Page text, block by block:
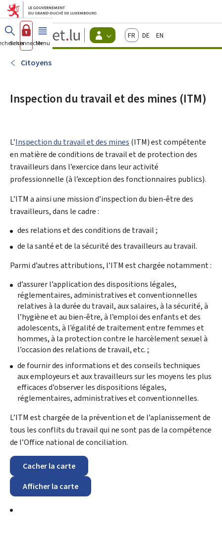
Aller au menu principal
Aller au contenu
Guichet.lu
Changer
d'espace
FrançaisDeutschEnglish
Se connecterMenu principal
Citoyens
Inspection du travail et des mines (ITM)
L’Inspection du travail et des mines (ITM) est compétente
en matière de conditions de travail et de protection des
travailleurs dans l’exercice dans leur activité
professionnelle (à l’exception des fonctionnaires publics).
L’ITM a ainsi une mission d’inspection du bien-être des
travailleurs, dans le cadre :
des relations et des conditions de travail ;
de la santé et de la sécurité des travailleurs au travail.
Parmi d’autres attributions, l’ITM est chargée notamment :
d’assurer l’application des dispositions légales,
réglementaires, administratives et conventionnelles
relatives à la durée du travail, aux salaires, à la sécurité, à
l’hygiène et au bien-être, à l’emploi des enfants et des
adolescents, à l’égalité de traitement entre femmes et
hommes, à la protection contre le harcèlement sexuel à
l’occasion des relations de travail, etc. ;
de fournir des informations et des conseils techniques
aux employeurs et aux travailleurs sur les moyens les plus
efficaces d’observer les dispositions légales,
réglementaires, administratives et conventionnelles.
L’ITM est chargée de la prévention et de l’aplanissement de
tous les conflits du travail qui ne sont pas de la compétence
de l’Office national de conciliation.
Cacher la carte
Afficher la carte